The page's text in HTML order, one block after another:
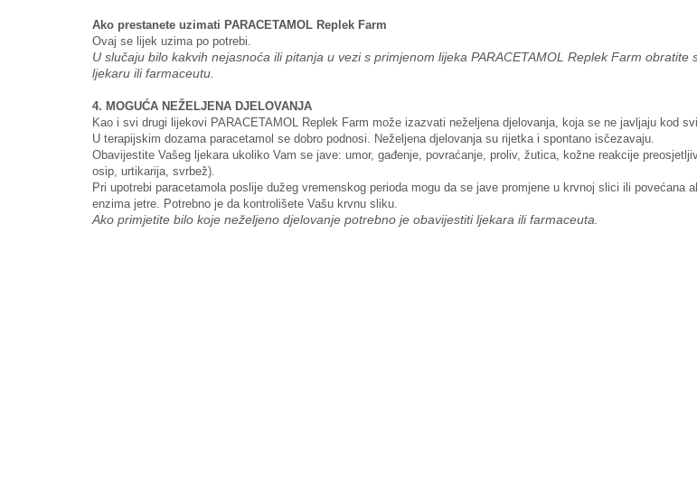
Ako prestanete uzimati PARACETAMOL Replek Farm
Ovaj se lijek uzima po potrebi.
U slučaju bilo kakvih nejasnoća ili pitanja u vezi s primjenom lijeka PARACETAMOL Replek Farm obratite
ljekaru ili farmaceutu.
4. MOGUĆA NEŽELJENA DJELOVANJA
Kao i svi drugi lijekovi PARACETAMOL Replek Farm može izazvati neželjena djelovanja, koja se ne javljaju kod
U terapijskim dozama paracetamol se dobro podnosi. Neželjena djelovanja su rijetka i spontano isčezavaju.
Obavijestite Vašeg ljekara ukoliko Vam se jave: umor, gađenje, povraćanje, proliv, žutica, kožne reakcije
osip, urtikarija, svrbež).
Pri upotrebi paracetamola poslije dužeg vremenskog perioda mogu da se jave promjene u krvnoj slici ili povećana
enzima jetre. Potrebno je da kontrolišete Vašu krvnu sliku.
Ako primjetite bilo koje neželjeno djelovanje potrebno je obavijestiti ljekara ili farmaceuta.